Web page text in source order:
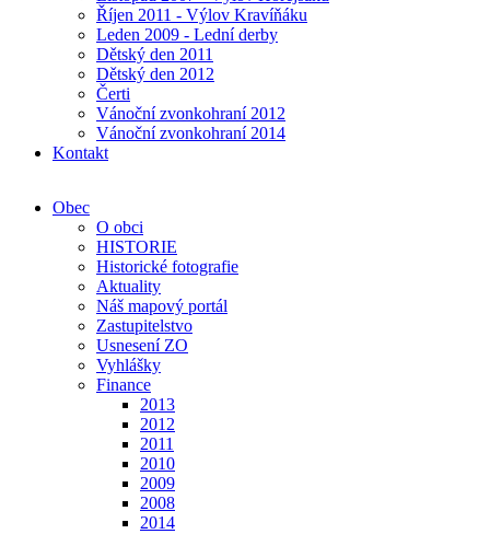
Říjen 2011 - Výlov Kravíňáku
Leden 2009 - Lední derby
Dětský den 2011
Dětský den 2012
Čerti
Vánoční zvonkohraní 2012
Vánoční zvonkohraní 2014
Kontakt
Obec
O obci
HISTORIE
Historické fotografie
Aktuality
Náš mapový portál
Zastupitelstvo
Usnesení ZO
Vyhlášky
Finance
2013
2012
2011
2010
2009
2008
2014